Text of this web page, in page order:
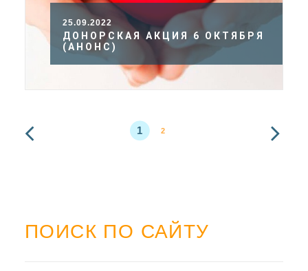
25.09.2022
ДОНОРСКАЯ АКЦИЯ 6 ОКТЯБРЯ
(АНОНС)
1 2
ПОИСК ПО САЙТУ